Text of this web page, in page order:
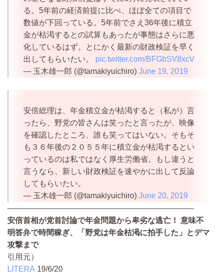
る。5年前の経済前提に比べ、ほぼ全ての項目で
数値が下回っている。5年前でさえ36年後に積立
金が枯渇するとの試算もあったが事態はさらに悪
化しているはず。とにかく最新の財政検証を早く
出してもらいたい。 pic.twitter.com/BFGbSV8xcV
— 玉木雄一郎 (@tamakiyuichiro) June 19, 2019
安倍総理は、年金積立金が枯渇すると（私が）言
ったら、野党の皆さんは笑ったと言ったが、映像
を確認したところ、誰も笑ってはいない。そもそ
も３６年後の２０５５年に積立金が枯渇するとい
っているのは私ではなく厚生労働省。もし違うと
言うなら、新しい財政検証を速やかに出して反論
してもらいたい。
— 玉木雄一郎 (@tamakiyuichiro) June 20, 2019
————————————————————————
安倍首相が党首討論で年金問題から卑劣な逃亡！ 意味不
明答弁で時間稼ぎ、「野党は年金枯渇に拍手した」とデマ
攻撃まで
引用元）
LITERA 19/6/20